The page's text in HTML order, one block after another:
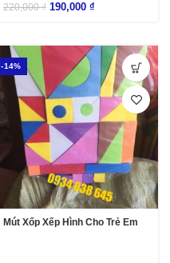
220,000₫ 190,000 ₫
-14%
Mút Xốp Xếp Hình Cho Trẻ Em